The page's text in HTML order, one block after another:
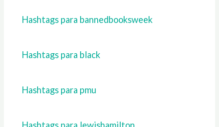
Hashtags para bannedbooksweek
Hashtags para black
Hashtags para pmu